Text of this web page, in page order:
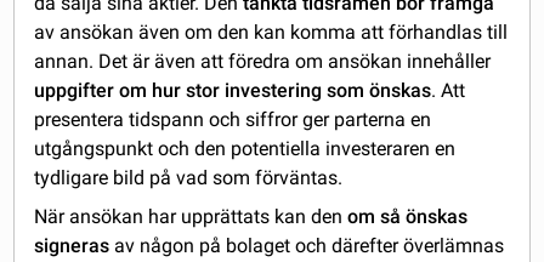
av ansökan även om den kan komma att förhandlas till
annan. Det är även att föredra om ansökan innehåller
uppgifter om hur stor investering som önskas. Att
presentera tidspann och siffror ger parterna en
utgångspunkt och den potentiella investeraren en
tydligare bild på vad som förväntas.
När ansökan har upprättats kan denom så önskas
signeras av någon på bolaget och därefter överlämnas